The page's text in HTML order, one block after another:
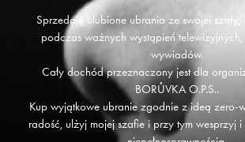
Sprzedaję ulubione ubrania ze swojej szafy,
podczas ważnych wystąpień
wywiadów.
Cały dochód przeznaczony jest dla
BORŮVKA O.P.S..
Kup wyjątkowe ubranie zgodnie z ideą zero-
radość, ulżyj mojej szafie i przy tym wesprzyj